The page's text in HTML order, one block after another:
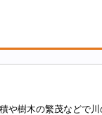
や樹木の繁茂などで